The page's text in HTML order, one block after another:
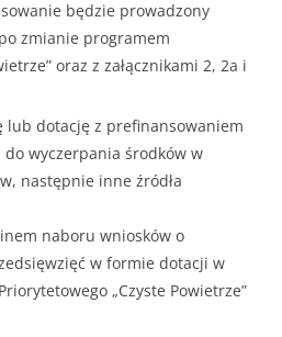
będzie prowadzony
zmianie programem
oraz z załącznikami 2, 2a i
lub dotację z prefinansowaniem
do wyczerpania środków w
następnie inne źródła
naboru wniosków o
w formie dotacji w
„Czyste Powietrze”